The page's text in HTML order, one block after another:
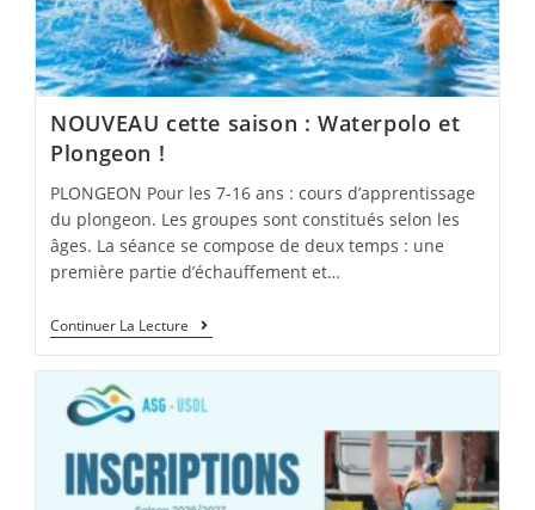
NOUVEAU cette saison : Waterpolo et
Plongeon !
PLONGEON Pour les 7-16 ans : cours d’apprentissage
du plongeon. Les groupes sont constitués selon les
âges. La séance se compose de deux temps : une
première partie d’échauffement et…
Continuer La Lecture NOUVEAU
Cette
Waterpolo
Et
!